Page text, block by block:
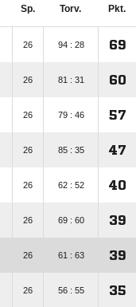
Sp. Torv. Pkt.
26 94 : 28 69
26 81 : 31 60
26 79 : 46 57
26 85 : 35 47
26 62 : 52 40
26 69 : 60 39
26 61 : 63 39
26 56 : 55 35